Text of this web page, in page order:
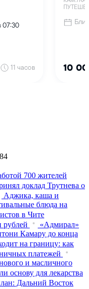
700 жителей
доклад Трутнева о
Аджика, каша и
блюда на
в Чите
рублей
«Адмирал»
Камару до конца
на границу: как
платежей
и масличного
для лекарства
Дальний Восток